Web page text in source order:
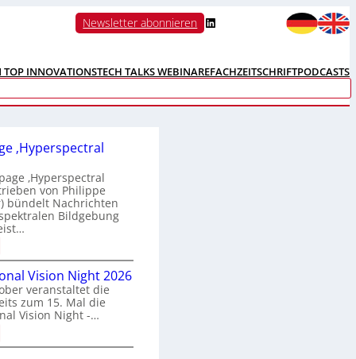
Newsletter abonnieren LinkedIn
TOP INNOVATIONSTECH TALKS WEBINAREFACHZEITSCHRIFTPODCASTS
‚Hyperspectral
‚Hyperspectral
von Philippe
bündelt Nachrichten
Bildgebung
Vision Night 2026
veranstaltet die
zum 15. Mal die
Vision Night -…